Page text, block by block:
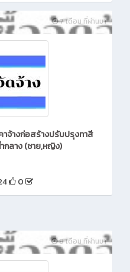
7 เดือน ที่ผ่านมา
าจ้างก่อสร้างปรับปรุงทาสี
กลาง (ชาย,หญิง)
0
8 เดือน ที่ผ่านมา